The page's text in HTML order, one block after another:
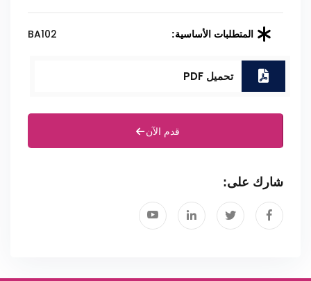
المتطلبات الأساسية: BA102
تحميل PDF
قدم الآن
شارك على: